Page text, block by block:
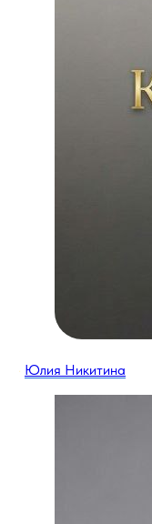
· Юлия Никитина